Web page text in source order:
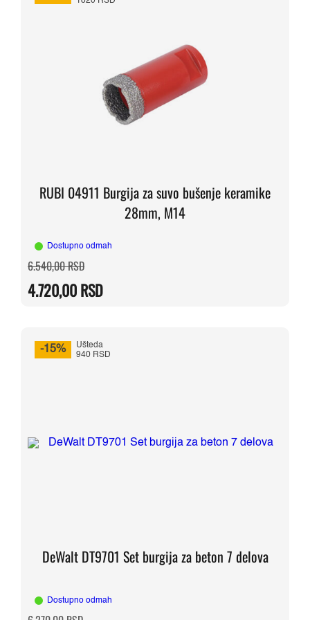
RUBI 04911 Burgija za suvo bušenje keramike
28mm, M14
Dostupno odmah
6.540,00RSDOriginalna
cena
bila:
6.540,00 RSD.
4.720,00RSD
Trenutna
cena
4.720,00 RSD.
-15%
Ušteda
940 RSD
DeWalt DT9701 Set burgija za beton 7 delova
Dostupno odmah
Originalna
Trenutna